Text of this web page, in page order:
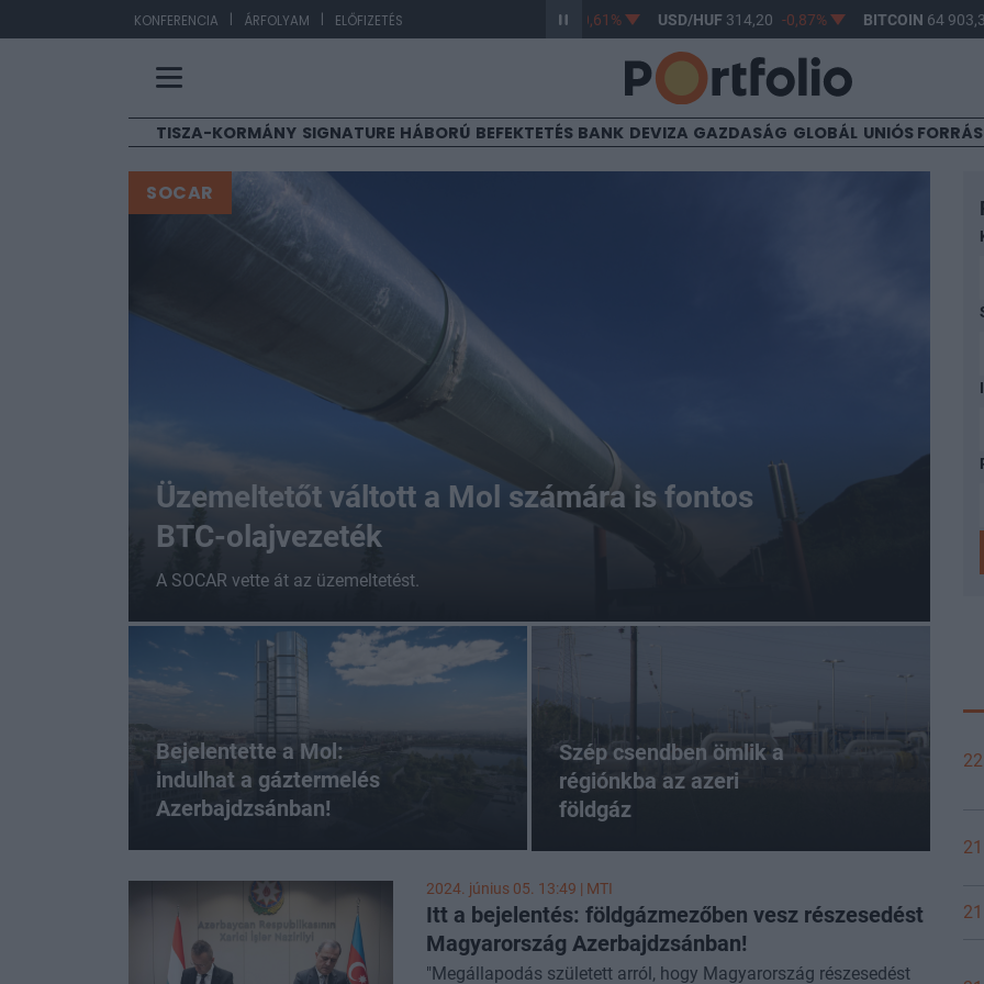
KONFERENCIA | ÁRFOLYAM | ELŐFIZETÉS -0,61% USD/HUF 314,20 -0,87% BITCOIN64 903,32
TISZA-KORMÁNY SIGNATURE HÁBORÚ BEFEKTETÉS BANK DEVIZA GAZDASÁG GLOBÁL UNIÓS
SOCAR
Üzemeltetőt váltott a Mol számára is fontos
BTC-olajvezeték
A SOCAR vette át az üzemeltetést.
Bejelentette a Mol:
indulhat a gáztermelés
Azerbajdzsánban!
Szép csendben ömlik a
régiónkba az azeri
földgáz
2024. június 05. 13:49 | MTI
Itt a bejelentés: földgázmezőben vesz részesedést
Magyarország Azerbajdzsánban!
"Megállapodás született arról, hogy Magyarország részesedést